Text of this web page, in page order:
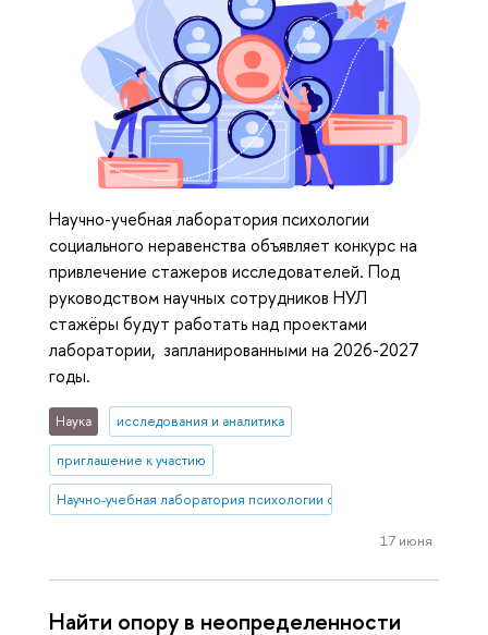
Научно-учебная лаборатория психологии
социального неравенства объявляет конкурс на
привлечение стажеров исследователей. Под
руководством научных сотрудников НУЛ
стажёры будут работать над проектами
лаборатории, запланированными на 2026-2027
годы.
Наука исследования и аналитика
приглашение к участию
Научно-учебная лаборатория психологии социального
17 июня
Найти опору в не­опре­де­лен­но­сти